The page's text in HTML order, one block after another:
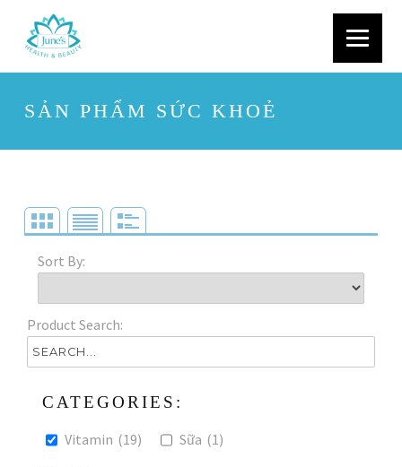
SẢN PHẨM SỨC KHOẺ
Sort By:
Product Search:
CATEGORIES:
Vitamin (19) Sữa (1)